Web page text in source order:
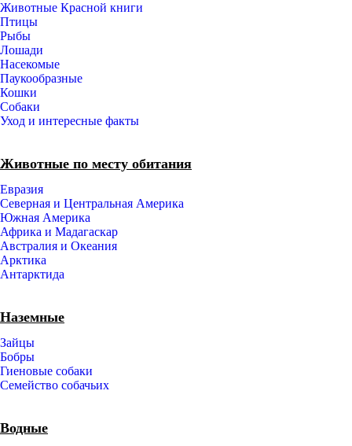
Животные Красной книги
Птицы
Рыбы
Лошади
Насекомые
Паукообразные
Кошки
Собаки
Уход и интересные факты
Животные по месту обитания
Евразия
Северная и Центральная Америка
Южная Америка
Африка и Мадагаскар
Австралия и Океания
Арктика
Антарктида
Наземные
Зайцы
Бобры
Гиеновые собаки
Семейство собачьих
Водные